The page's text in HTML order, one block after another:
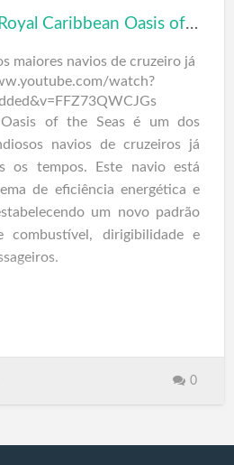
Soluções ABB no Royal Caribbean Oasis of the Seas
maiores navios de cruzeiro já
watch?
of the Seas é um dos
navios de cruzeiros já
os tempos. Este navio está
de eficiência energética e
um novo padrão
combustível, dirigibilidade e
0